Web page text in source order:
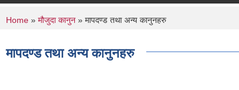
You are here
Home » मौजुदा कानुन » मापदण्ड तथा अन्य कानुनहरु
मापदण्ड तथा अन्य कानुनहरु